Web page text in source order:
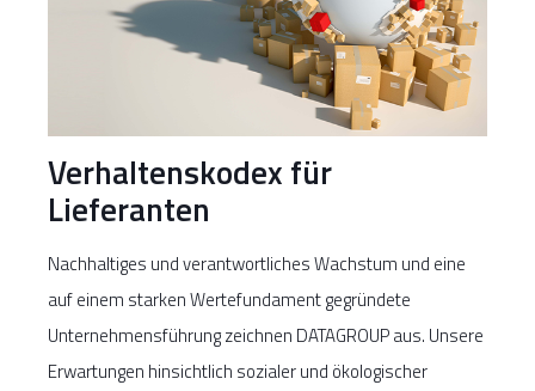
Verhaltenskodex für
Lieferanten
Nachhaltiges und verantwortliches Wachstum und eine
auf einem starken Wertefundament gegründete
Unternehmensführung zeichnen DATAGROUP aus. Unsere
Erwartungen hinsichtlich sozialer und ökologischer